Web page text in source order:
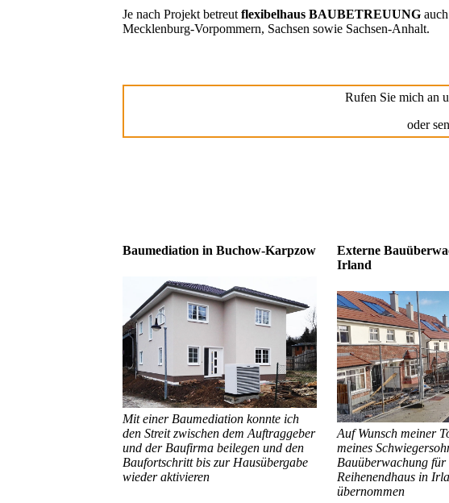
Je nach Projekt betreut flexibelhaus BAUBETREUUNG
Mecklenburg-Vorpommern, Sachsen sowie Sachsen-Anhalt.
Rufen Sie mich an
oder
Baumediation in Buchow-Karpzow
Mit einer Baumediation konnte ich
den Streit zwischen dem Auftraggeber
und der Baufirma beilegen und den
Baufortschritt bis zur Hausübergabe
wieder aktivieren
Externe
Irland
Auf Wunsch meiner
meines
Bauüberwachung für
Reihenendhaus in
übernommen